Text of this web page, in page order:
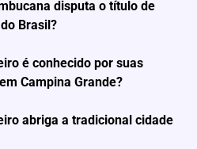
disputa o título de
Brasil?
é conhecido por suas
Campina Grande?
abriga a tradicional cidade